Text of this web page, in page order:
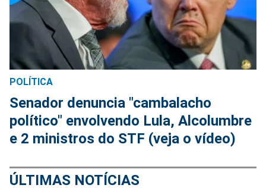
POLÍTICA
Senador denuncia "cambalacho
político" envolvendo Lula, Alcolumbre
e 2 ministros do STF (veja o vídeo)
ÚLTIMAS NOTÍCIAS